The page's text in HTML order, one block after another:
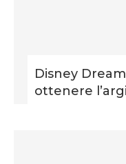
Disney
ottenere